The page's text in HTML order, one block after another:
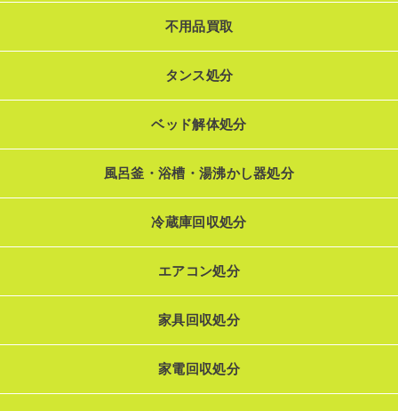
不用品買取
タンス処分
ベッド解体処分
風呂釜・浴槽・湯沸かし器処分
冷蔵庫回収処分
エアコン処分
家具回収処分
家電回収処分